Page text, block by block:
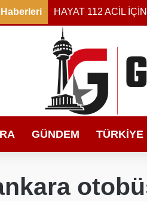
HAYAT 112 ACİL
GÜNDEM TÜRKIYE